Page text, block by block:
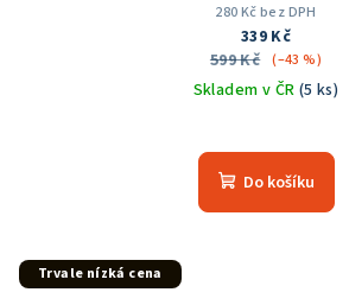
280 Kč bez DPH
339 Kč
599 Kč (–43 %)
Skladem v ČR (5 ks)
hodnocení
produktu
Do košíku
Trvale nízká cena